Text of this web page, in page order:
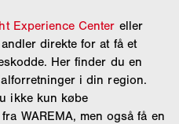
Experience Center eller
direkte for at få et
Her finder du en
i din region.
ikke kun købe
WAREMA, men også få en